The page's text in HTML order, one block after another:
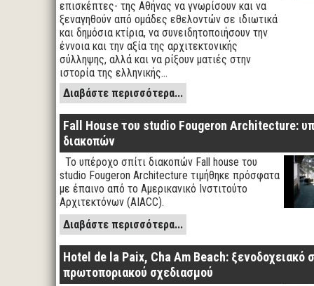
επισκέπτες- της Αθήνας να γνωρίσουν και να
ξεναγηθούν από ομάδες εθελοντών σε ιδιωτικά
και δημόσια κτίρια, να συνειδητοποιήσουν την
έννοια και την αξία της αρχιτεκτονικής
σύλληψης, αλλά και να ρίξουν ματιές στην
ιστορία της ελληνικής…
Διαβάστε περισσότερα...
Fall House του studio Fougeron Architecture:
διακοπών
Το υπέροχο σπίτι διακοπών Fall house του
studio Fougeron Architecture τιμήθηκε πρόσφατα
με έπαινο από το Αμερικανικό Ινστιτούτο
Αρχιτεκτόνων (AIACC).
Διαβάστε περισσότερα...
Hotel de la Paix, Cha Am Beach: ξενοδοχειακό
πρωτοποριακού σχεδιασμού